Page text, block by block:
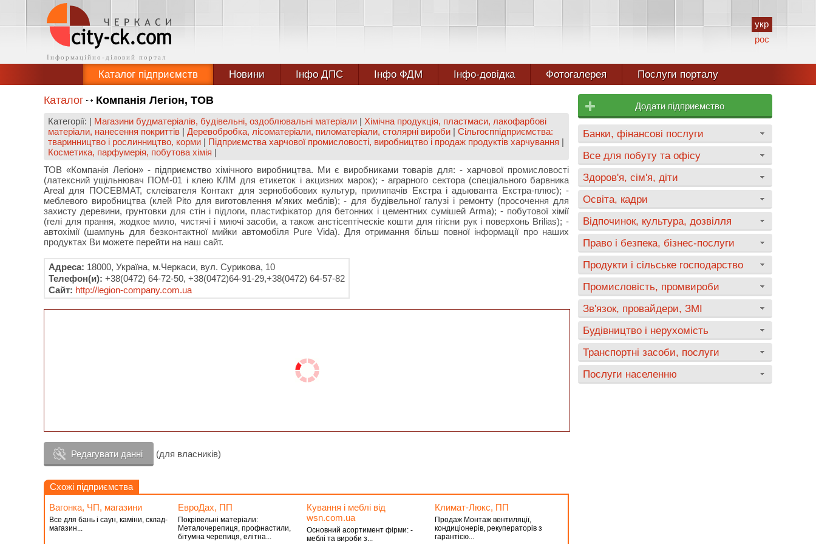
укр
рос
Каталог підприємств Новини Інфо ДПС Інфо ФДМ Інфо-довідка Фотогалерея Послуги порталу
Каталог Компанія Легіон, ТОВ
Категорії: | Магазини будматеріалів, будівельні, оздоблювальні матеріали | Хімічна продукція, пластмаси, лакофарбові
матеріали, нанесення покриттів | Деревобробка, лісоматеріали, пиломатеріали, столярні вироби | Сільгосппідприємства:
тваринництво і рослинництво, корми | Підприємства харчової промисловості, виробництво і продаж продуктів харчування |
Косметика, парфумерія, побутова хімія |
ТОВ «Компанія Легіон» - підприємство хімічного виробництва. Ми є виробниками товарів для: - харчової промисловості
(латексний ущільнювач ПОМ-01 і клею КЛМ для етикеток і акцизних марок); - аграрного сектора (спеціального барвника
Areal для ПОСЕВМАТ, склеівателя Контакт для зернобобових культур, прилипачів Екстра і адьюванта Екстра-плюс); -
меблевого виробництва (клей Pito для виготовлення м'яких меблів); - для будівельної галузі і ремонту (просочення для
захисту деревини, грунтовки для стін і підлоги, пластифікатор для бетонних і цементних сумішей Arma); - побутової хімії
(гелі для прання, жодкое мило, чистячі і миючі засоби, а також анстісептіческіе кошти для гігієни рук і поверхонь Brilias); -
автохімії (шампунь для безконтактної мийки автомобіля Pure Vida). Для отримання більш повної інформації про наших
продуктах Ви можете перейти на наш сайт.
Адреса: 18000, Україна, м.Черкаси, вул. Сурикова, 10
Телефон(и): +38(0472) 64-72-50, +38(0472)64-91-29,+38(0472) 64-57-82
Сайт: http://legion-company.com.ua
Редагувати данні (для власників)
Схожі підприємства
Вагонка, ЧП, магазини
Все для бань і саун, каміни, склад-
магазин...
ЕвроДах, ПП
Покрівельні матеріали:
Металочерепиця, профнастили,
бітумна черепиця, елітна...
Кування і меблі від
wsn.cоm.ua
Основний асортимент фірми: -
меблі та вироби з...
Климат-Люкс, ПП
Продаж Монтаж вентиляції,
кондиціонерів, рекуператорів з
гарантією...
Додати підприємство
Банки, фінансові послуги
Все для побуту та офісу
Здоров'я, сім'я, діти
Освіта, кадри
Відпочинок, культура, дозвілля
Право і безпека, бізнес-послуги
Продукти і сільське господарство
Промисловість, промвироби
Зв'язок, провайдери, ЗМІ
Будівництво і нерухомість
Транспортні засоби, послуги
Послуги населенню